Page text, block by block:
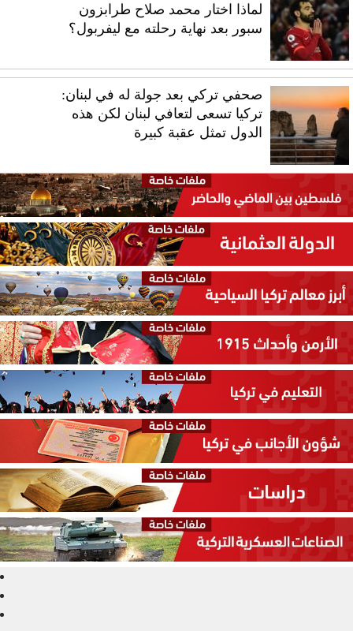
لماذا اختار محمد صلاح طرابزون
سبور بعد نهاية رحلته مع ليفربول؟
صحفي تركي بعد جولة له في لبنان:
تركيا تسعى لتعافي لبنان لكن هذه
الدول تمثل عقبة كبيرة